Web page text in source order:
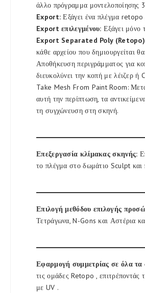
άλλο πρόγραμμα μοντελοποίησης
Export: Εξάγει ένα πλέγμα retopo
Export επιλεγμένου: Εξάγει μόνο
Export Separated Poly
κάθε αρχείου που δημιουργείται
Αποθήκευση περιγράμματος για
διευκολύνει την κοπή με λέιζερ ή
Take Mesh From Paint Room:
αυτή την περίπτωση, τα
τη συγχώνευση στη σκηνή.
Επεξεργασία κλίμακας σκηνής:
το πλέγμα στο δωμάτιο Sculpt και
Επιλογή μεθόδου επιλογής
Τετράγωνα, N-Gons και Αστέρια
Εφαρμογή συμμετρίας σε όλα
τις ομάδες Retopo , επιτρέποντάς
με UV .